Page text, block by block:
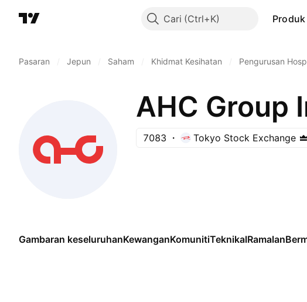
Cari Produk
Pasaran Jepun Saham Khidmat Kesihatan Pengurusan
AHC Group
7083 Tokyo Stock Exchange
Gambaran keseluruhanKewanganKomunitiTeknikalRamalan